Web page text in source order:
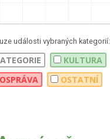
události vybraných kategorií:
KULTURA
OSTATNÍ